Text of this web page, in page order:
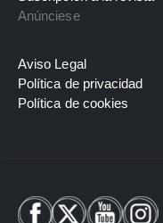
Anúnciese
Aviso Legal
Política de privacidad
Política de cookies